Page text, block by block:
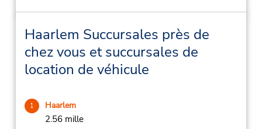
Haarlem Succursales près de
chez vous et succursales de
location de véhicule
1 Haarlem
2.56 mille